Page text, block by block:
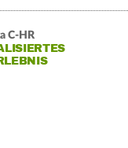
C-HR